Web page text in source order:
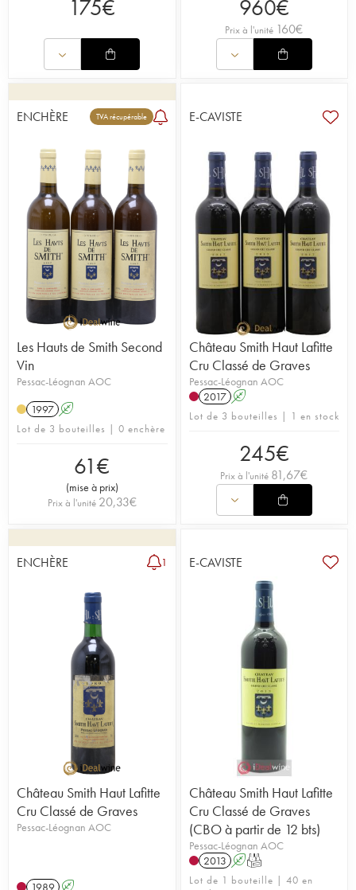
175€ 960€
Prix à l'unité 160€
ENCHÈRE TVA récupérable
Les Hauts de Smith Second
Vin
Pessac-Léognan AOC
1997 A
Lot de 3 bouteilles | 0 enchère
61€
(mise à prix)
Prix à l'unité 20,33€
E-CAVISTE
Château Smith Haut Lafitte
Cru Classé de Graves
Pessac-Léognan AOC
2017 A
Lot de 3 bouteilles | 1 en stock
245€
Prix à l'unité 81,67€
ENCHÈRE 1
Château Smith Haut Lafitte
Cru Classé de Graves
Pessac-Léognan AOC
1989 A
E-CAVISTE
Château Smith Haut Lafitte
Cru Classé de Graves
(CBO à partir de 12 bts)
Pessac-Léognan AOC
2013 AT
Lot de 1 bouteille | 40 en